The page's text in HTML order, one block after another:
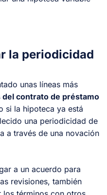
la periodicidad
unas líneas más
contrato de préstamo
si la hipoteca ya está
una periodicidad de
a través de una novación
a un acuerdo para
revisiones, también